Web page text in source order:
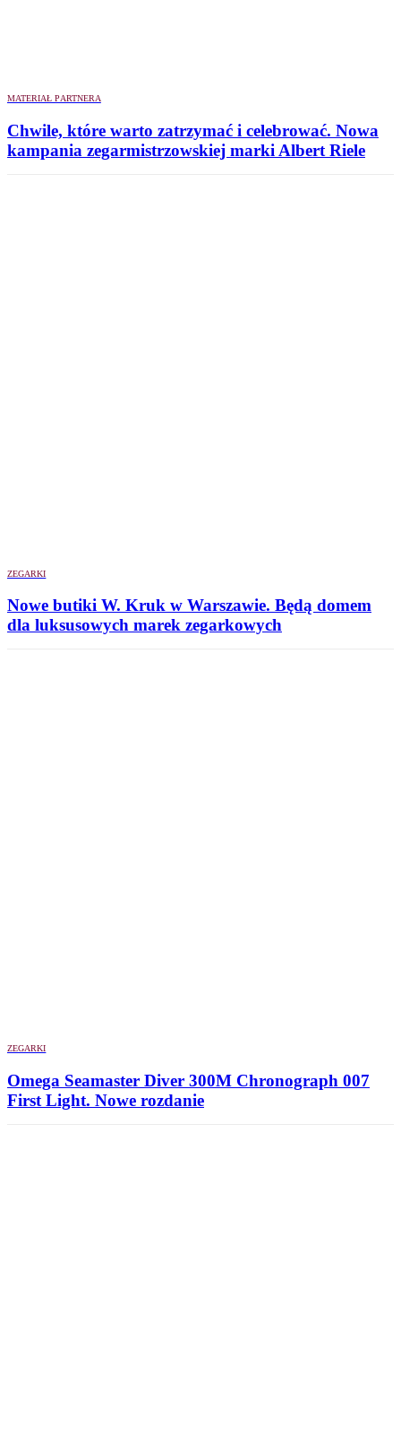
MATERIAŁ PARTNERA
Chwile, które warto zatrzymać i celebrować. Nowa
kampania zegarmistrzowskiej marki Albert Riele
ZEGARKI
Nowe butiki W. Kruk w Warszawie. Będą domem
dla luksusowych marek zegarkowych
ZEGARKI
Omega Seamaster Diver 300M Chronograph 007
First Light. Nowe rozdanie